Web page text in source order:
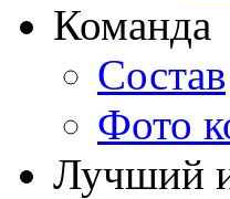
Команда
Состав
Фото
Лучший